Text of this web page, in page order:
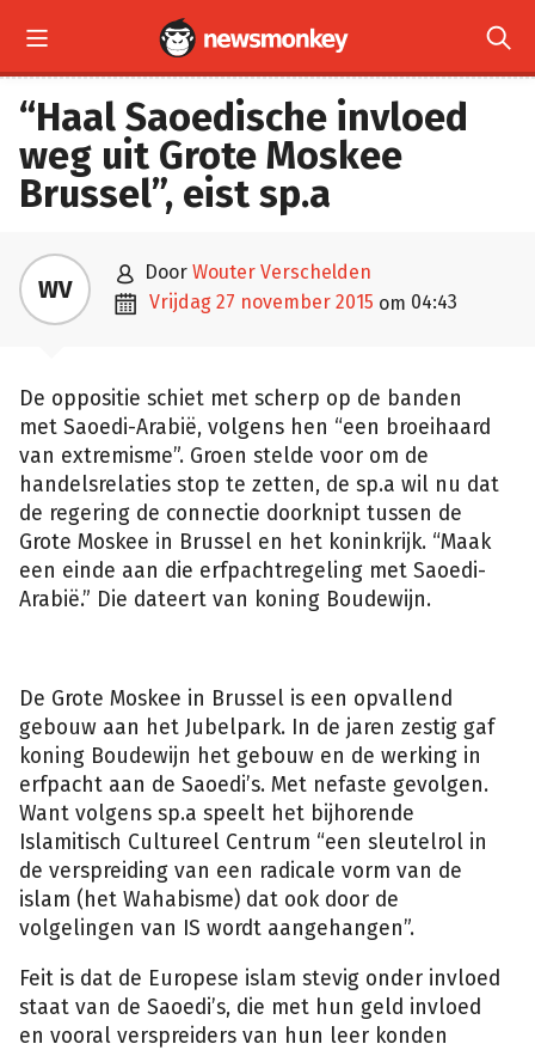
 
“Haal Saoedische invloed
weg uit Grote Moskee
Brussel”, eist sp.a
WV  door Wouter Verschelden
 vrijdag 27 november 2015 om 04:43
De oppositie schiet met scherp op de banden
met Saoedi-Arabië, volgens hen “een broeihaard
van extremisme”. Groen stelde voor om de
handelsrelaties stop te zetten, de sp.a wil nu dat
de regering de connectie doorknipt tussen de
Grote Moskee in Brussel en het koninkrijk. “Maak
een einde aan die erfpachtregeling met Saoedi-
Arabië.” Die dateert van koning Boudewijn.
De Grote Moskee in Brussel is een opvallend
gebouw aan het Jubelpark. In de jaren zestig gaf
koning Boudewijn het gebouw en de werking in
erfpacht aan de Saoedi’s. Met nefaste gevolgen.
Want volgens sp.a speelt het bijhorende
Islamitisch Cultureel Centrum “een sleutelrol in
de verspreiding van een radicale vorm van de
islam (het Wahabisme) dat ook door de
volgelingen van IS wordt aangehangen”.
Feit is dat de Europese islam stevig onder invloed
staat van de Saoedi’s, die met hun geld invloed
en vooral verspreiders van hun leer konden